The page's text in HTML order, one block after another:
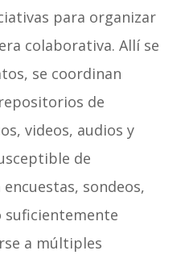
para organizar
colaborativa. Allí se
se coordinan
de
videos, audios y
de
sondeos,
suficientemente
a múltiples